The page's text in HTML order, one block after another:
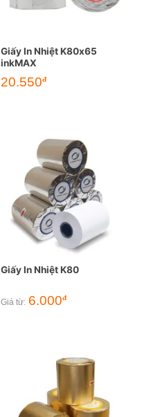
Giấy In Nhiệt K80x65
inkMAX
20.550đ
Giấy In Nhiệt K80
Giá từ: 6.000đ